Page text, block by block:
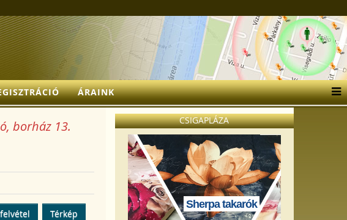
ÁRAINK
borház 13.
Térkép
CSIGAPLÁZA
Sherpa takarók